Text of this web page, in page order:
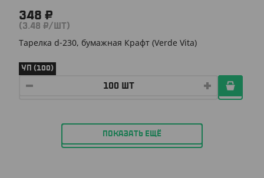
348 ₽
(3.48 ₽/ШТ)
Тарелка d-230, бумажная Крафт (Verde Vita)
УП (100)
ПОКАЗАТЬ ЕЩЁ